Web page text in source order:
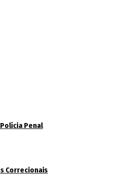
Penal
Correcionais